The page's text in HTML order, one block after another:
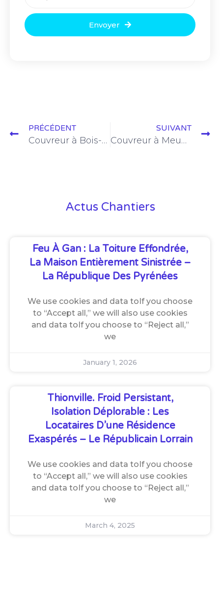
Envoyer
PRÉCÉDENT
Couvreur à Bois-d’Arcy | Couvreur Versailles (78000)
SUIVANT
Couvreur à Meudon | Couvreur Versailles (78000)
Actus Chantiers
Feu À Gan : La Toiture Effondrée,
La Maison Entièrement Sinistrée –
La République Des Pyrénées
We use cookies and data toIf you choose
to “Accept all,” we will also use cookies
and data toIf you choose to “Reject all,”
we
January 1, 2026
Thionville. Froid Persistant,
Isolation Déplorable : Les
Locataires D’une Résidence
Exaspérés – Le Républicain Lorrain
We use cookies and data toIf you choose
to “Accept all,” we will also use cookies
and data toIf you choose to “Reject all,”
we
March 4, 2025